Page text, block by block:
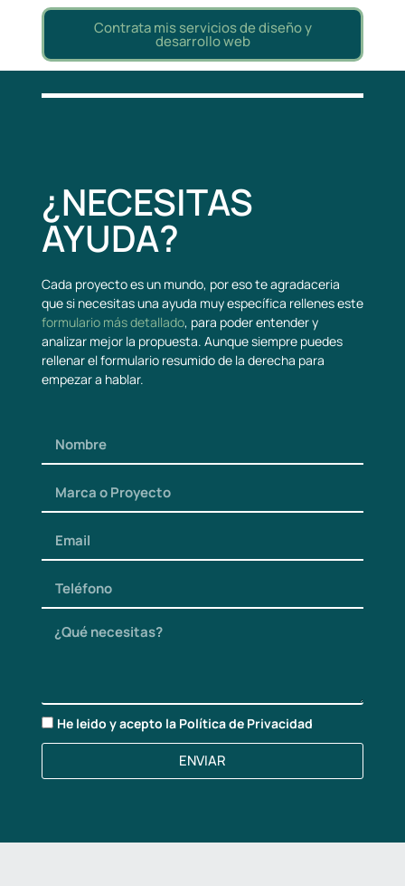
Contrata mis servicios de diseño y
desarrollo web
¿NECESITAS
AYUDA?
Cada proyecto es un mundo, por eso te agradaceria
que si necesitas una ayuda muy específica rellenes este
formulario más detallado, para poder entender y
analizar mejor la propuesta. Aunque siempre puedes
rellenar el formulario resumido de la derecha para
empezar a hablar.
He leido y acepto la Política de Privacidad
ENVIAR